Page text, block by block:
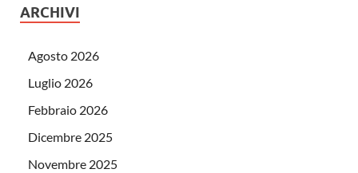
ARCHIVI
Agosto 2026
Luglio 2026
Febbraio 2026
Dicembre 2025
Novembre 2025